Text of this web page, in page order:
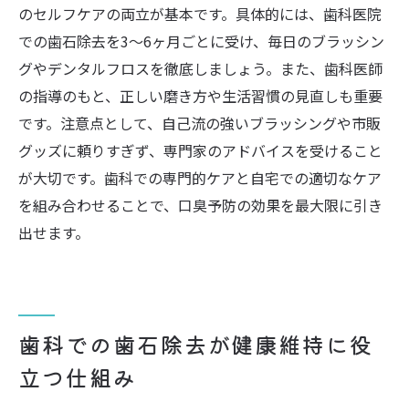
歯石取り不要説と科学的根拠の有無
歯科での歯石ケアが必要な理由を再確認
歯石取りに対するよくある誤解と正しい知
識
実感しやすい歯石取りの快適な体験方法
歯科での歯石取りを快適に受けるコツと準
歯科で安心して受けられるサポート体制
歯石取りが楽しく続けられる工夫とポイン
のセルフケアの両立が基本です。具体的には、歯科医院
での歯石除去を3～6ヶ月ごとに受け、毎日のブラッシン
グやデンタルフロスを徹底しましょう。また、歯科医師
の指導のもと、正しい磨き方や生活習慣の見直しも重要
です。注意点として、自己流の強いブラッシングや市販
グッズに頼りすぎず、専門家のアドバイスを受けること
が大切です。歯科での専門的ケアと自宅での適切なケア
を組み合わせることで、口臭予防の効果を最大限に引き
出せます。
歯科での歯石除去が健康維持に役
立つ仕組み